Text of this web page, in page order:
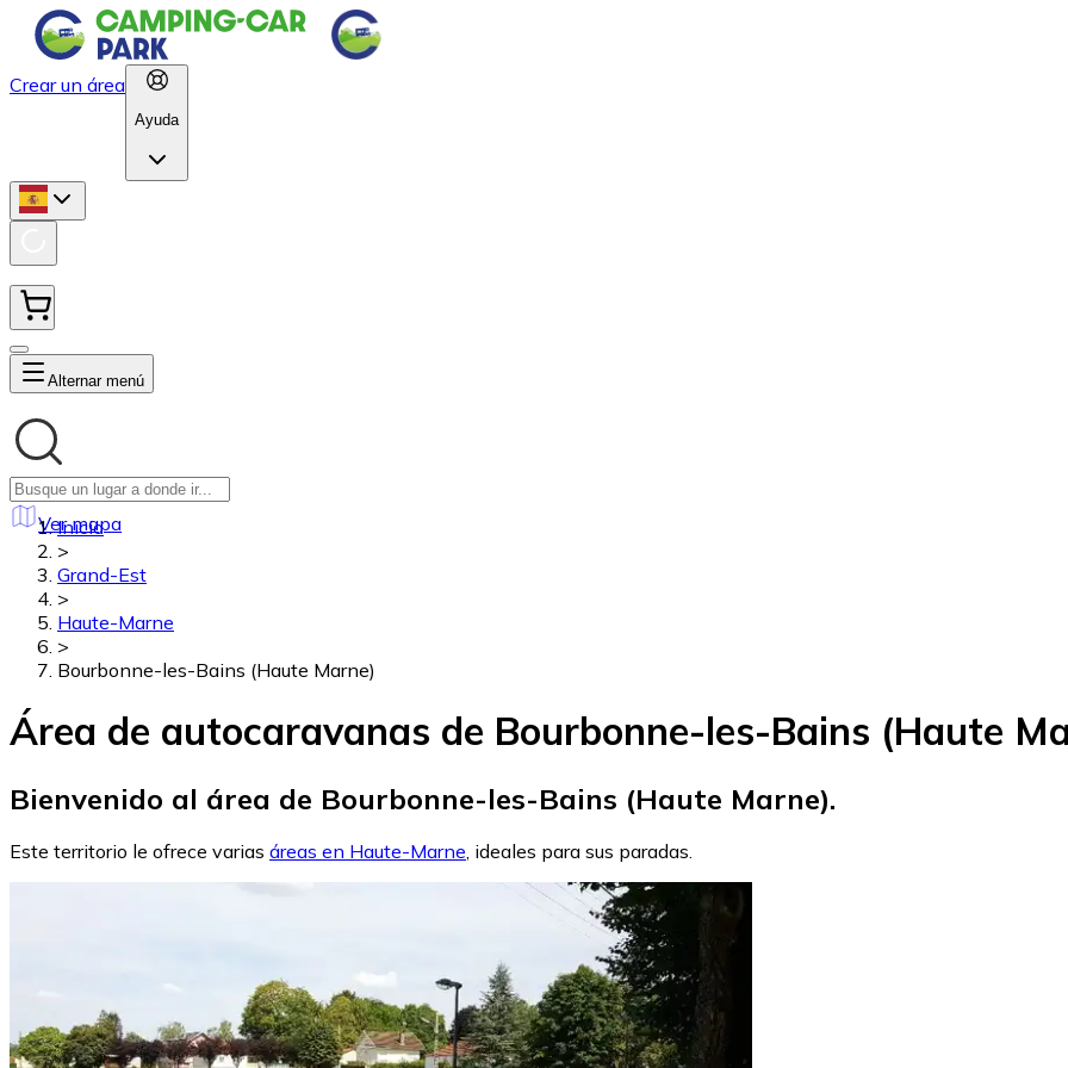
Crear un área
Ayuda
Alternar menú
Ver mapa
Inicio
>
Grand-Est
>
Haute-Marne
>
Bourbonne-les-Bains (Haute Marne)
Área de autocaravanas de Bourbonne-les-Bains (Haute
Bienvenido al área de Bourbonne-les-Bains (Haute Marne).
Este territorio le ofrece varias áreas en Haute-Marne, ideales para sus paradas.